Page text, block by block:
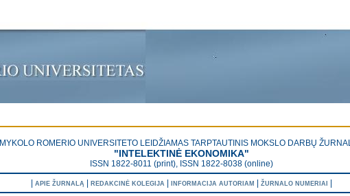
MYKOLO ROMERIO UNIVERSITETO LEIDŽIAMAS TARPTAUTINIS MOKSLO DARBŲ
"INTELEKTINĖ EKONOMIKA"
ISSN 1822-8011 (print), ISSN 1822-8038 (online)
APIE ŽURNALĄ REDAKCINĖ KOLEGIJA INFORMACIJA AUTORIAM ŽURNALO NUMERIAI